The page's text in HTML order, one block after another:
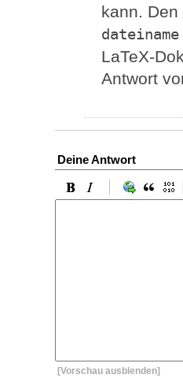
kann.
dateiname
LaTeX-
Antwort
Deine Antwort
[Vorschau ausblenden]